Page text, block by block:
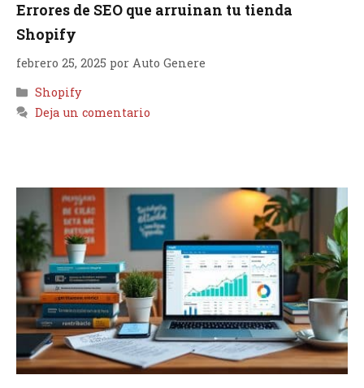
Errores de SEO que arruinan tu tienda
Shopify
febrero 25, 2025 por Auto Genere
Categorías
Shopify
Deja un comentario